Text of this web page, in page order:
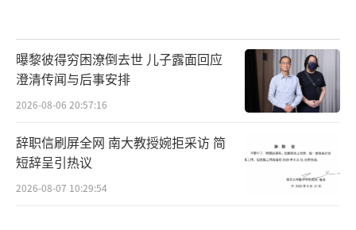
曝黎彼得穷困潦倒去世 儿子露面回应
澄清传闻与后事安排
2026-08-06 20:57:16
辞职信刷屏全网 南大教授婉拒采访 简
短辞呈引热议
2026-08-07 10:29:54